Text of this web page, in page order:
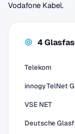
Vodafone Kabel.
4
Telekom
innogy TelNet
VSE NET
Deutsche